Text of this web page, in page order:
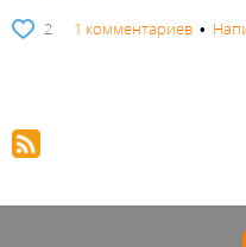
2 1 комментариев •